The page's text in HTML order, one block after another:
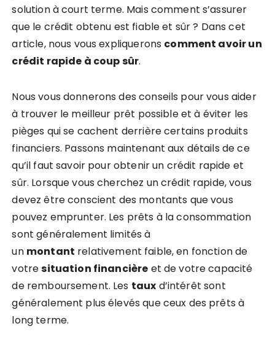
solution à court terme. Mais comment s’assurer
que le crédit obtenu est fiable et sûr ? Dans cet
article, nous vous expliquerons comment avoir un
crédit rapide à coup sûr.
Nous vous donnerons des conseils pour vous aider
à trouver le meilleur prêt possible et à éviter les
pièges qui se cachent derrière certains produits
financiers. Passons maintenant aux détails de ce
qu’il faut savoir pour obtenir un crédit rapide et
sûr. Lorsque vous cherchez un crédit rapide, vous
devez être conscient des montants que vous
pouvez emprunter. Les prêts à la consommation
sont généralement limités à
un montant relativement faible, en fonction de
votresituation financière et de votre capacité
de remboursement. Les taux d’intérêt sont
généralement plus élevés que ceux des prêts à
long terme.